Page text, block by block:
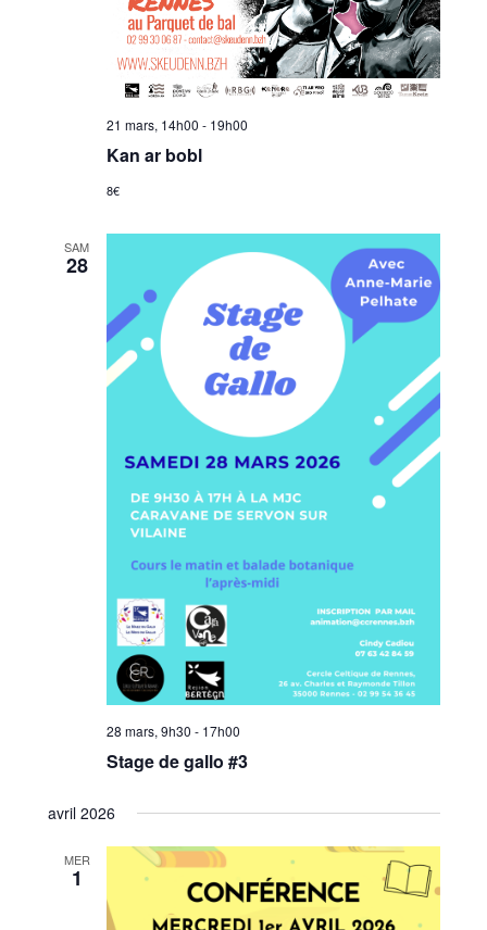
21 mars, 14h00 - 19h00
Kan ar bobl
8€
SAM
28
28 mars, 9h30 - 17h00
Stage de gallo #3
avril 2026
MER
1